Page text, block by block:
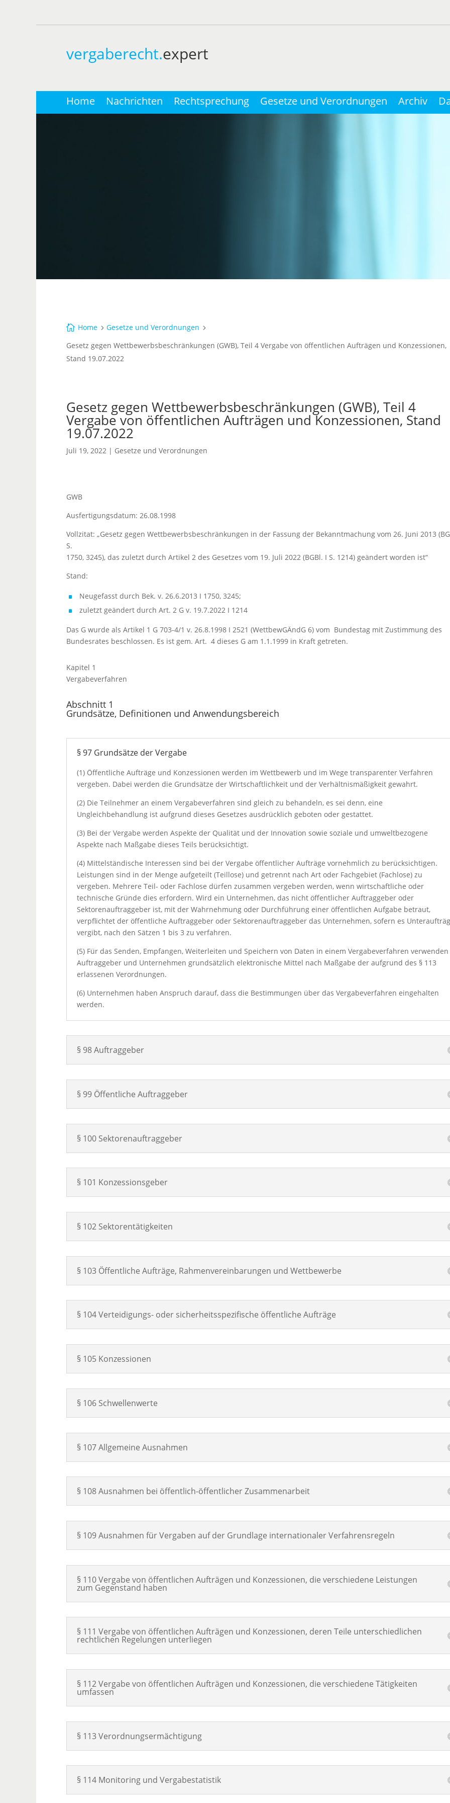
vergaberecht.expert
Home Nachrichten Rechtsprechung Gesetze und Verordnungen Archiv
 Home 5 Gesetze und Verordnungen 5
Gesetz gegen Wettbewerbsbeschränkungen (GWB), Teil 4 Vergabe von öffentlichen Aufträgen und Konzessionen,
Stand 19.07.2022
Gesetz gegen Wettbewerbsbeschränkungen (GWB), Teil 4
Vergabe von öffentlichen Aufträgen und Konzessionen, Stand
19.07.2022
Juli 19, 2022 | Gesetze und Verordnungen
GWB
Ausfertigungsdatum: 26.08.1998
Vollzitat: „Gesetz gegen Wettbewerbsbeschränkungen in der Fassung der Bekanntmachung vom 26. Juni 2013
S.
1750, 3245), das zuletzt durch Artikel 2 des Gesetzes vom 19. Juli 2022 (BGBl. I S. 1214) geändert worden ist“
Stand:
Neugefasst durch Bek. v. 26.6.2013 I 1750, 3245;
zuletzt geändert durch Art. 2 G v. 19.7.2022 I 1214
Das G wurde als Artikel 1 G 703-4/1 v. 26.8.1998 I 2521 (WettbewGÄndG 6) vom Bundestag mit Zustimmung des
Bundesrates beschlossen. Es ist gem. Art. 4 dieses G am 1.1.1999 in Kraft getreten.
Kapitel 1
Vergabeverfahren
Abschnitt 1
Grundsätze, Definitionen und Anwendungsbereich
§ 97 Grundsätze der Vergabe
(1) Öffentliche Aufträge und Konzessionen werden im Wettbewerb und im Wege transparenter Verfahren
vergeben. Dabei werden die Grundsätze der Wirtschaftlichkeit und der Verhältnismäßigkeit gewahrt.
(2) Die Teilnehmer an einem Vergabeverfahren sind gleich zu behandeln, es sei denn, eine
Ungleichbehandlung ist aufgrund dieses Gesetzes ausdrücklich geboten oder gestattet.
(3) Bei der Vergabe werden Aspekte der Qualität und der Innovation sowie soziale und umweltbezogene
Aspekte nach Maßgabe dieses Teils berücksichtigt.
(4) Mittelständische Interessen sind bei der Vergabe öffentlicher Aufträge vornehmlich zu berücksichtigen.
Leistungen sind in der Menge aufgeteilt (Teillose) und getrennt nach Art oder Fachgebiet (Fachlose) zu
vergeben. Mehrere Teil- oder Fachlose dürfen zusammen vergeben werden, wenn wirtschaftliche oder
technische Gründe dies erfordern. Wird ein Unternehmen, das nicht öffentlicher Auftraggeber oder
Sektorenauftraggeber ist, mit der Wahrnehmung oder Durchführung einer öffentlichen Aufgabe betraut,
verpflichtet der öffentliche Auftraggeber oder Sektorenauftraggeber das Unternehmen, sofern es
vergibt, nach den Sätzen 1 bis 3 zu verfahren.
(5) Für das Senden, Empfangen, Weiterleiten und Speichern von Daten in einem Vergabeverfahren verwenden
Auftraggeber und Unternehmen grundsätzlich elektronische Mittel nach Maßgabe der aufgrund des § 113
erlassenen Verordnungen.
(6) Unternehmen haben Anspruch darauf, dass die Bestimmungen über das Vergabeverfahren eingehalten
werden.
§ 98 Auftraggeber
§ 99 Öffentliche Auftraggeber
§ 100 Sektorenauftraggeber
§ 101 Konzessionsgeber
§ 102 Sektorentätigkeiten
§ 103 Öffentliche Aufträge, Rahmenvereinbarungen und Wettbewerbe
§ 104 Verteidigungs- oder sicherheitsspezifische öffentliche Aufträge
§ 105 Konzessionen
§ 106 Schwellenwerte
§ 107 Allgemeine Ausnahmen
§ 108 Ausnahmen bei öffentlich-öffentlicher Zusammenarbeit
§ 109 Ausnahmen für Vergaben auf der Grundlage internationaler Verfahrensregeln
§ 110 Vergabe von öffentlichen Aufträgen und Konzessionen, die verschiedene Leistungen
zum Gegenstand haben
§ 111 Vergabe von öffentlichen Aufträgen und Konzessionen, deren Teile unterschiedlichen
rechtlichen Regelungen unterliegen
§ 112 Vergabe von öffentlichen Aufträgen und Konzessionen, die verschiedene Tätigkeiten
umfassen
§ 113 Verordnungsermächtigung
§ 114 Monitoring und Vergabestatistik